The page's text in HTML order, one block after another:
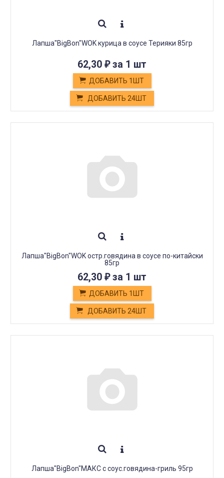
Лапша"BigBon"WOK курица в соусе Терияки 85гр
62,30 ₽за 1 шт
ДОБАВИТЬ 1ШТ
ДОБАВИТЬ 24ШТ
Лапша"BigBon"WOK остр.говядина в соусе по-китайски
85гр
62,30 ₽за 1 шт
ДОБАВИТЬ 1ШТ
ДОБАВИТЬ 24ШТ
Лапша"BigBon"МАКС с соус.говядина-гриль 95гр